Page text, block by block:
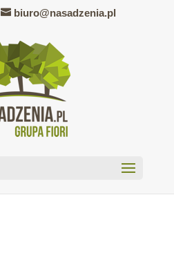
biuro@nasadzenia.pl